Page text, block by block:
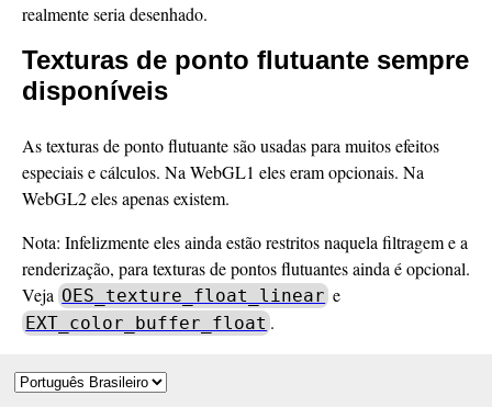
realmente seria desenhado.
Texturas de ponto flutuante sempre
disponíveis
As texturas de ponto flutuante são usadas para muitos efeitos
especiais e cálculos. Na WebGL1 eles eram opcionais. Na
WebGL2 eles apenas existem.
Nota: Infelizmente eles ainda estão restritos naquela filtragem e a
renderização, para texturas de pontos flutuantes ainda é opcional.
Veja OES_texture_float_linear e
EXT_color_buffer_float .